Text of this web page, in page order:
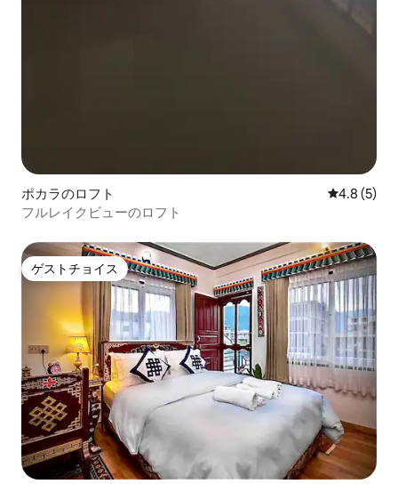
ポカラのロフト レビュー5
4.8 (5)
フルレイクビューのロフト
ゲストチョイス
ゲストチョイス